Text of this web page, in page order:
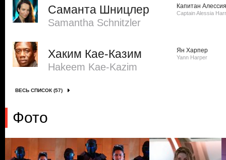
Саманта Шницлер
Samantha Schnitzler
Капитан
Captain Alessia
Хаким Кае-Казим
Hakeem Kae-Kazim
Ян Харпер
Yann Harper
ВЕСЬ СПИСОК (57)
Фото